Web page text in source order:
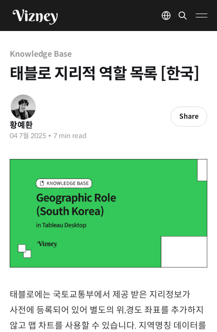
Knowledge Base
태블로 지리적 역할 목록 [한국]
황예환
04 7월 2025 • 7 min read
Share
태블로에는 국토교통부에서 제공 받은 지리정보가
사전에 등록되어 있어 별도의 위,경도 좌표를 추가하지
않고 맵 차트를 사용할 수 있습니다. 지역명칭 데이터를